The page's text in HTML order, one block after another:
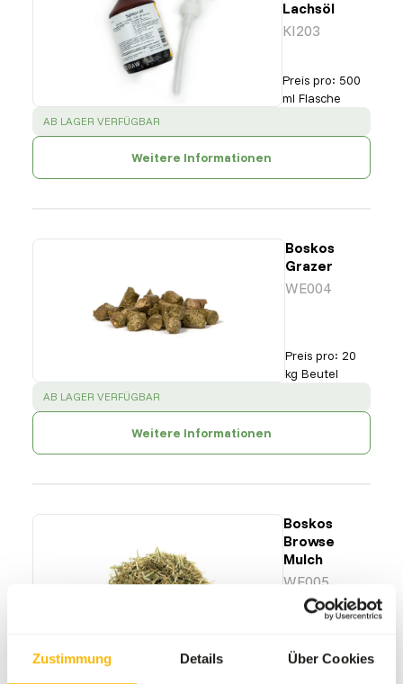
Zustimmung Details Über Cookies
Lachsöl
KI203
Preis pro: 500
ml Flasche
SUCCESS:
AB LAGER VERFÜGBAR
Weitere Informationen
Boskos
Grazer
WE004
Preis pro: 20
kg Beutel
SUCCESS:
AB LAGER VERFÜGBAR
Weitere Informationen
Boskos
Browse
Mulch
WE005
Beutel